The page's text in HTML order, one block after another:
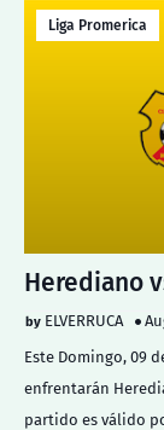
Liga Promerica
Herediano
ELVERRUCA
Este Domingo, 09
enfrentarán
partido es válido